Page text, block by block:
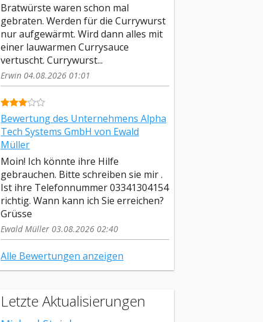
Bratwürste waren schon mal
gebraten. Werden für die Currywurst
nur aufgewärmt. Wird dann alles mit
einer lauwarmen Currysauce
vertuscht. Currywurst...
Erwin 04.08.2026 01:01
Bewertung des Unternehmens Alpha
Tech Systems GmbH von Ewald
Müller
Moin! Ich könnte ihre Hilfe
gebrauchen. Bitte schreiben sie mir .
Ist ihre Telefonnummer 03341304154
richtig. Wann kann ich Sie erreichen?
Grüsse
Ewald Müller 03.08.2026 02:40
Alle Bewertungen anzeigen
Letzte Aktualisierungen